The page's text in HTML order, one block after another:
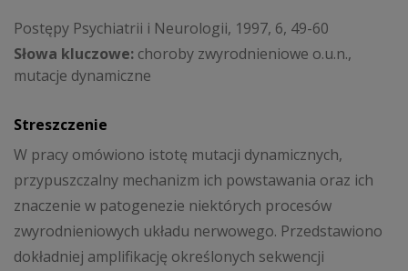
Postępy Psychiatrii i Neurologii, 1997, 6, 49-60
Słowa kluczowe: choroby zwyrodnieniowe o.u.n.,
mutacje dynamiczne
Streszczenie
W pracy omówiono istotę mutacji dynamicznych,
przypuszczalny mechanizm ich powstawania oraz ich
znaczenie w patogenezie niektórych procesów
zwyrodnieniowych układu nerwowego. Przedstawiono
dokładniej amplifikację określonych sekwencji